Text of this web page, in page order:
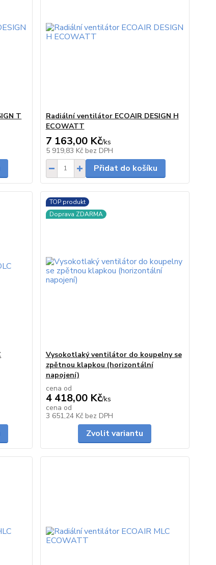
T
Radiální ventilátor ECOAIR DESIGN H
ECOWATT
7 163,00 Kč/ks
5 919,83 Kč bez DPH
Přidat do košíku
TOP produkt
Doprava ZDARMA
Vysokotlaký ventilátor do koupelny se
zpětnou klapkou (horizontální
napojení)
cena od
4 418,00 Kč/ks
cena od
3 651,24 Kč bez DPH
Zvolit variantu